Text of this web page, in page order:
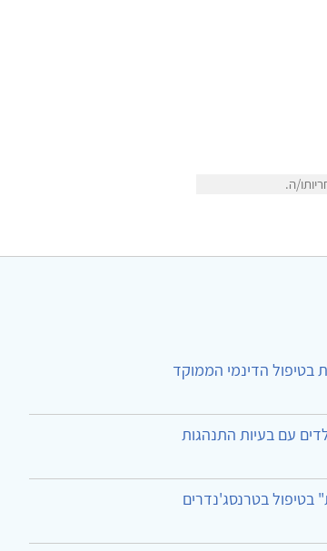
ה.
בטיפול הדינמי הממוקד
עם בעיות התנהגות
בטרנסג'נדרים